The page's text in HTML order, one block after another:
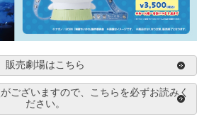
販売劇場はこちら
ございますので、こちらを必ずお読みく
ださい。